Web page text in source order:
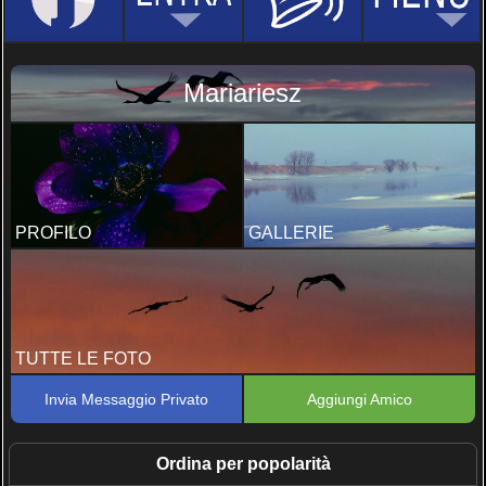
Mariariesz
PROFILO GALLERIE
TUTTE LE FOTO
Invia Messaggio Privato Aggiungi Amico
Ordina per popolarità